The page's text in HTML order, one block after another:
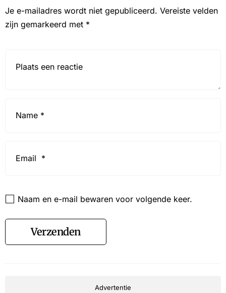
Je e-mailadres wordt niet gepubliceerd. Vereiste velden
zijn gemarkeerd met *
Naam en e-mail bewaren voor volgende keer.
Verzenden
Advertentie